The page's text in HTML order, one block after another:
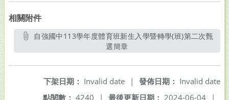
相關附件
選簡章
發佈日期： Invalid date
下架日期： Invalid date
|
最後更新日期： 2024-06-04 |
點閱數： 4240 |